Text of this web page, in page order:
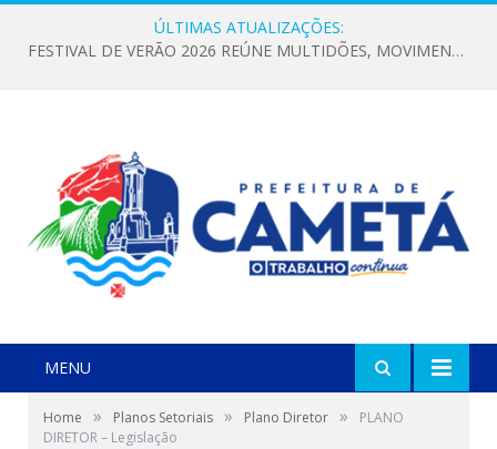
ÚLTIMAS ATUALIZAÇÕES:
FESTIVAL DE VERÃO 2026 REÚNE MULTIDÕES, MOVIMENTA A ECONOMIA E FORTALECE A CULTURA LOCAL
MENU
Home » Planos Setoriais » Plano Diretor »
PLANO
DIRETOR – Legislação